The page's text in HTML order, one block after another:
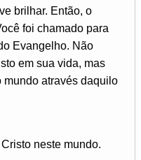
brilhar. Então, o
foi chamado para
Evangelho. Não
em sua vida, mas
através daquilo
neste mundo.